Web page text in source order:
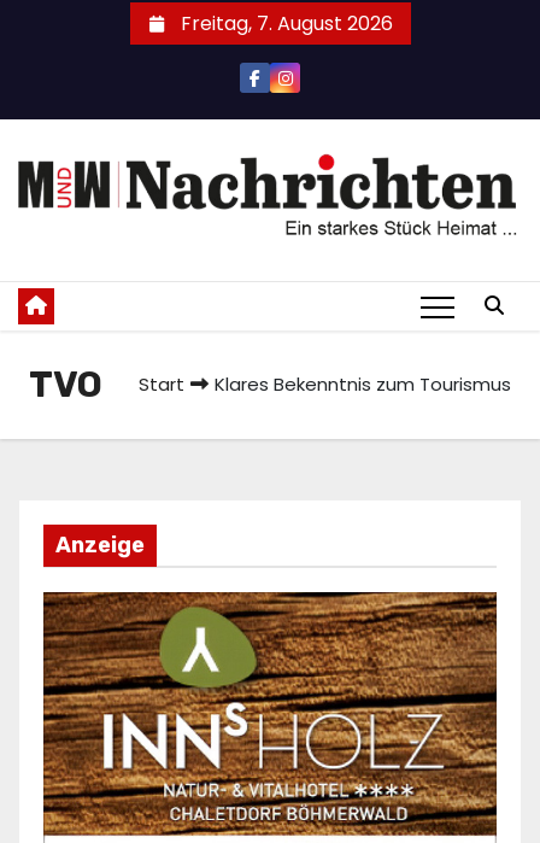
Freitag, 7. August 2026
TVO Start Klares Bekenntnis zum Tourismus
Anzeige